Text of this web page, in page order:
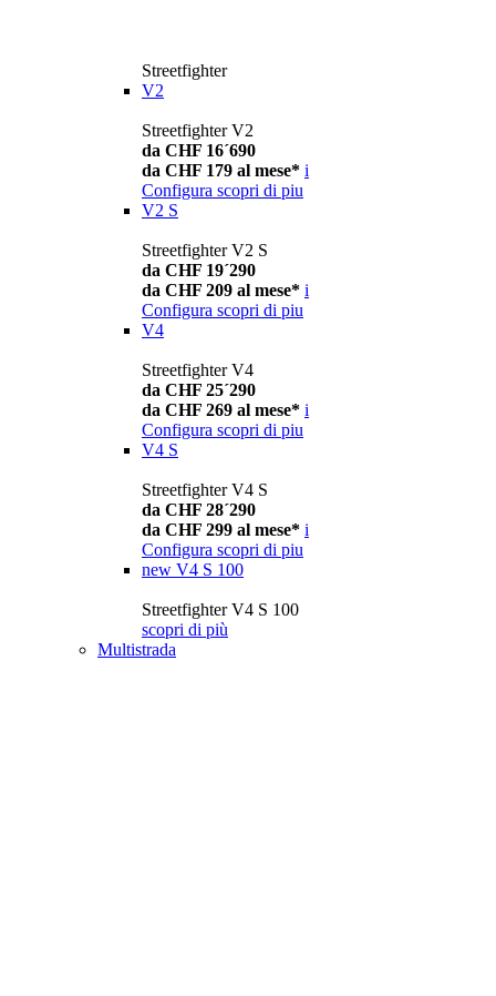
Streetfighter
V2
Streetfighter V2
da CHF 16´690
da CHF 179 al mese* i
Configura scopri di piu
V2 S
Streetfighter V2 S
da CHF 19´290
da CHF 209 al mese* i
Configura scopri di piu
V4
Streetfighter V4
da CHF 25´290
da CHF 269 al mese* i
Configura scopri di piu
V4 S
Streetfighter V4 S
da CHF 28´290
da CHF 299 al mese* i
Configura scopri di piu
new V4 S 100
Streetfighter V4 S 100
scopri di più
Multistrada